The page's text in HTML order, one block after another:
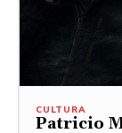
CULTURA
Patricio